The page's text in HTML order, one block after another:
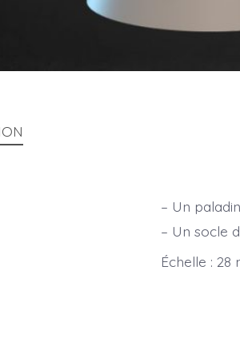
– Un
– Un socle
Échelle : 28